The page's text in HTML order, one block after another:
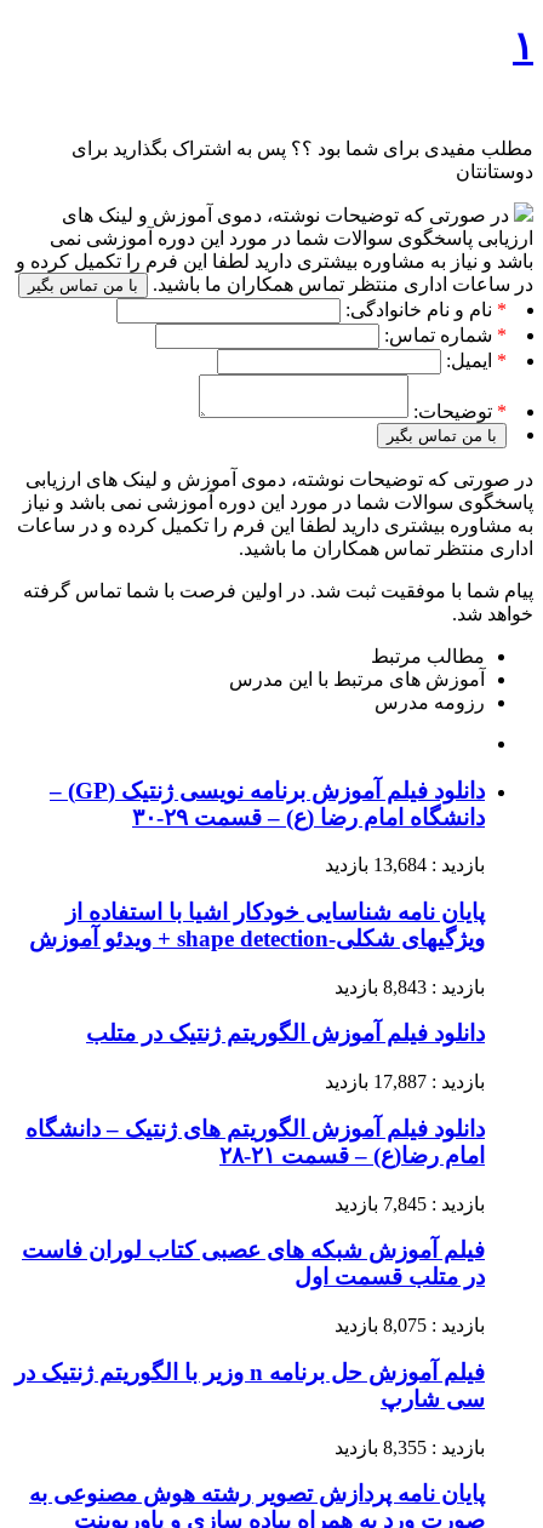
۱
مطلب مفیدی برای شما بود ؟؟ پس به اشتراک بگذارید برای
دوستانتان
در صورتی که توضیحات نوشته، دموی آموزش و لینک های
ارزیابی پاسخگوی سوالات شما در مورد این دوره آموزشی نمی
باشد و نیاز به مشاوره بیشتری دارید لطفا این فرم را تکمیل کرده و
در ساعات اداری منتظر تماس همکاران ما باشید.
با من تماس بگیر
* نام و نام خانوادگی:
* شماره تماس:
* ایمیل:
* توضیحات:
با من تماس بگیر
در صورتی که توضیحات نوشته، دموی آموزش و لینک های ارزیابی
پاسخگوی سوالات شما در مورد این دوره آموزشی نمی باشد و نیاز
به مشاوره بیشتری دارید لطفا این فرم را تکمیل کرده و در ساعات
اداری منتظر تماس همکاران ما باشید.
پیام شما با موفقیت ثبت شد. در اولین فرصت با شما تماس گرفته
خواهد شد.
مطالب مرتبط
آموزش های مرتبط با این مدرس
رزومه مدرس
دانلود فیلم آموزش برنامه نویسی ژنتیک (GP) –
دانشگاه امام رضا (ع) – قسمت ۲۹-۳۰
بازدید : 13,684 بازدید
پایان نامه شناسایی خودکار اشیا با استفاده از
ویژگیهای شکلی-shape detection + ویدئو آموزش
بازدید : 8,843 بازدید
دانلود فیلم آموزش الگوریتم ژنتیک در متلب
بازدید : 17,887 بازدید
دانلود فیلم آموزش الگوریتم های ژنتیک – دانشگاه
امام رضا(ع) – قسمت ۲۱-۲۸
بازدید : 7,845 بازدید
فیلم آموزش شبکه های عصبی کتاب لوران فاست
در متلب قسمت اول
بازدید : 8,075 بازدید
فیلم آموزش حل برنامه n وزیر با الگوریتم ژنتیک در
سی شارپ
بازدید : 8,355 بازدید
پایان نامه پردازش تصویر رشته هوش مصنوعی به
صورت ورد به همراه پیاده سازی و پاورپوینت